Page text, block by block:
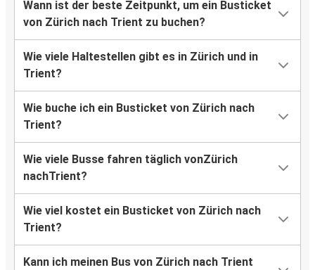
Wann ist der beste Zeitpunkt, um ein Busticket
von Zürich nach Trient zu buchen?
Wie viele Haltestellen gibt es in Zürich und in
Trient?
Wie buche ich ein Busticket von Zürich nach
Trient?
Wie viele Busse fahren täglich vonZürich
nachTrient?
Wie viel kostet ein Busticket von Zürich nach
Trient?
Kann ich meinen Bus von Zürich nach Trient